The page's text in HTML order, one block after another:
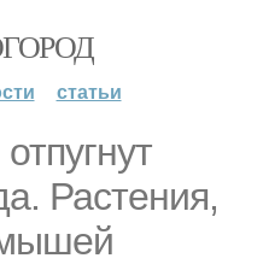
статьи
Растения,